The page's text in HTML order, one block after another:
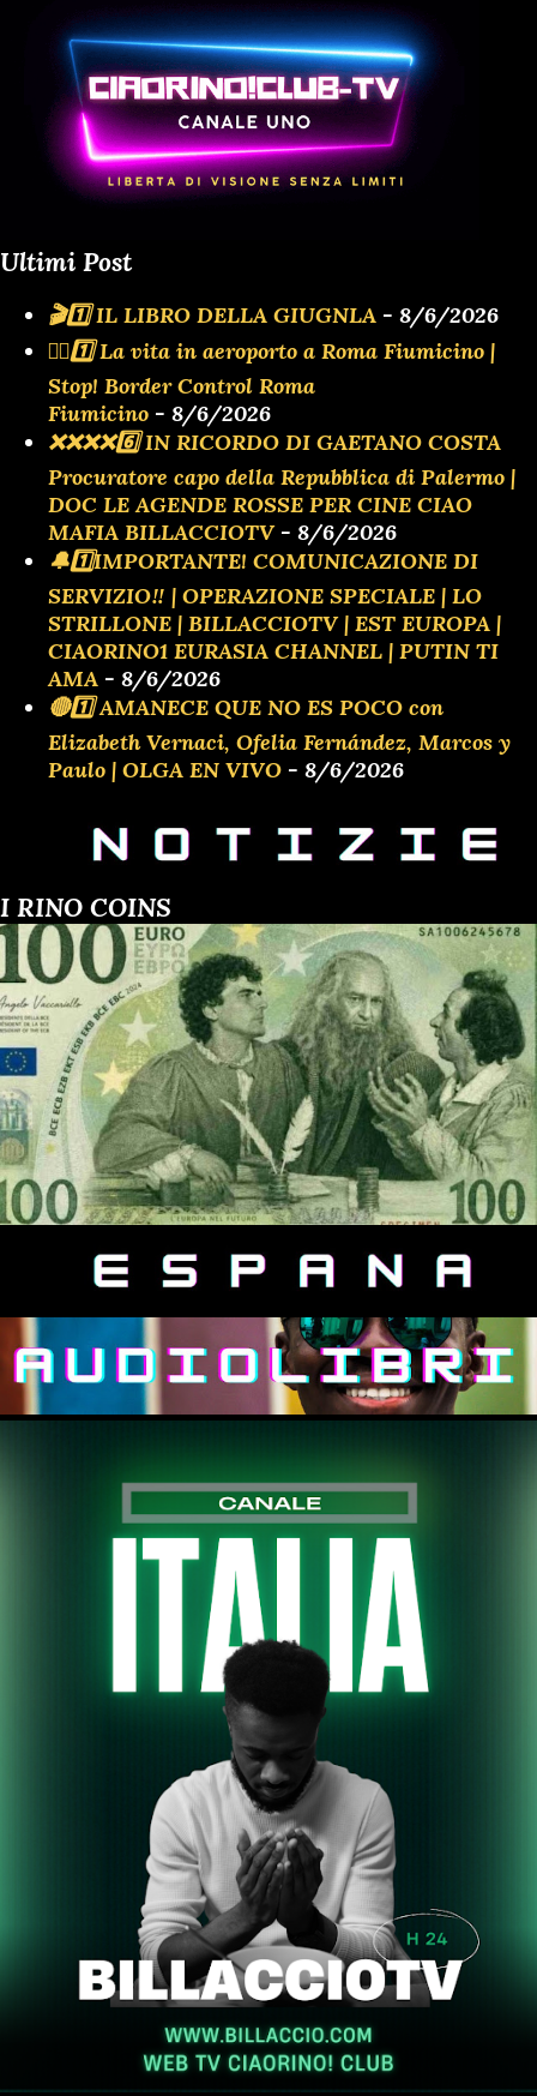
Ultimi Post
🎬1️⃣ IL LIBRO DELLA GIUGNLA - 8/6/2026
👮‍♂️1️⃣ La vita in aeroporto a Roma Fiumicino |
Stop! Border Control Roma
Fiumicino - 8/6/2026
❌️❌️❌️❌️6️⃣ IN RICORDO DI GAETANO COSTA
Procuratore capo della Repubblica di Palermo |
DOC LE AGENDE ROSSE PER CINE CIAO
MAFIA BILLACCIOTV- 8/6/2026
🔔1️⃣IMPORTANTE! COMUNICAZIONE DI
SERVIZIO‼️ | OPERAZIONE SPECIALE | LO
STRILLONE | BILLACCIOTV | EST EUROPA |
CIAORINO1 EURASIA CHANNEL | PUTIN TI
AMA - 8/6/2026
🔴1️⃣ AMANECE QUE NO ES POCO con
Elizabeth Vernaci, Ofelia Fernández, Marcos y
Paulo | OLGA EN VIVO - 8/6/2026
I RINO COINS